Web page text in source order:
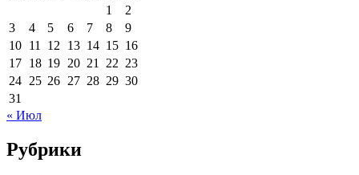
1
2
3
4 5 6 7 8
9
10 11 12 13 14 15 16
17 18 19 20 21 22 23
24 25 26 27 28 29 30
31
« Июл
Рубрики